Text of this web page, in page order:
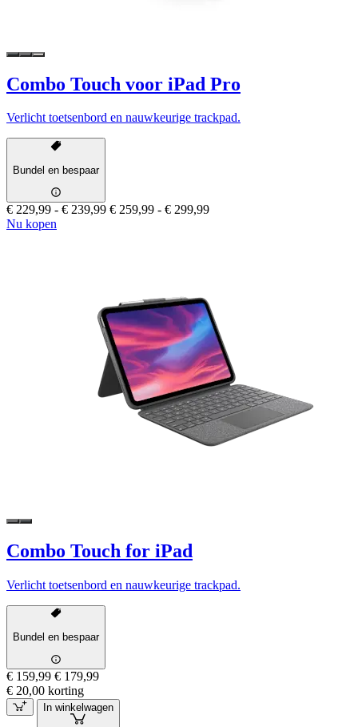
Combo Touch voor iPad Pro
Verlicht toetsenbord en nauwkeurige trackpad.
Bundel en bespaar
€ 229,99 - € 239,99 € 259,99 - € 299,99
Nu kopen
Combo Touch for iPad
Verlicht toetsenbord en nauwkeurige trackpad.
Bundel en bespaar
€ 159,99 € 179,99
€ 20,00 korting
In winkelwagen